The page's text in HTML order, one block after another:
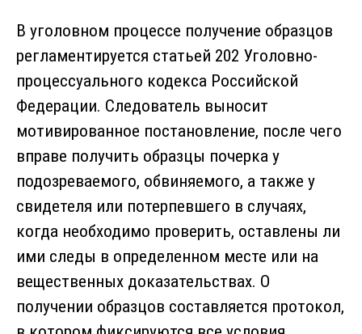
В уголовном процессе получение образцов
регламентируется статьей 202 Уголовно-
процессуального кодекса Российской
Федерации. Следователь выносит
мотивированное постановление, после чего
вправе получить образцы почерка у
подозреваемого, обвиняемого, а также у
свидетеля или потерпевшего в случаях,
когда необходимо проверить, оставлены ли
ими следы в определенном месте или на
вещественных доказательствах. О
получении образцов составляется протокол,